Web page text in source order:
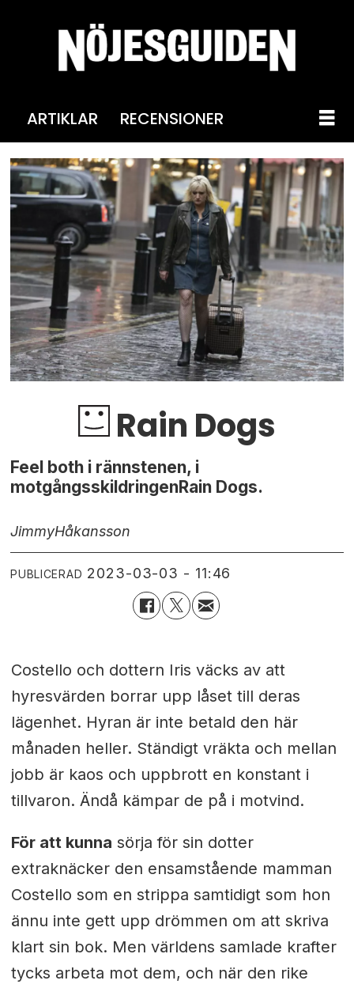
ARTIKLAR RECENSIONER
Rain Dogs
Feel both i rännstenen, i
motgångsskildringenRain Dogs.
JimmyHåkansson
PUBLICERAD 2023-03-03 - 11:46
Costello och dottern Iris väcks av att
hyresvärden borrar upp låset till deras
lägenhet. Hyran är inte betald den här
månaden heller. Ständigt vräkta och mellan
jobb är kaos och uppbrott en konstant i
tillvaron. Ändå kämpar de på i motvind.
För att kunna sörja för sin dotter
extraknäcker den ensamstående mamman
Costello som en strippa samtidigt som hon
ännu inte gett upp drömmen om att skriva
klart sin bok. Men världens samlade krafter
tycks arbeta mot dem, och när den rike